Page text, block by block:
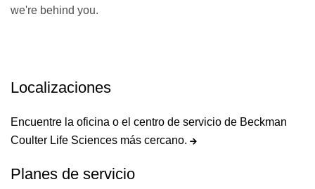
we're behind you.
Localizaciones
Encuentre la oficina o el centro de servicio de Beckman
Coulter Life Sciences más cercano.
Planes de servicio